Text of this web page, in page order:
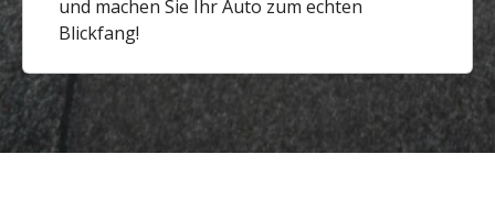
und machen Sie Ihr Auto zum echten
Blickfang!